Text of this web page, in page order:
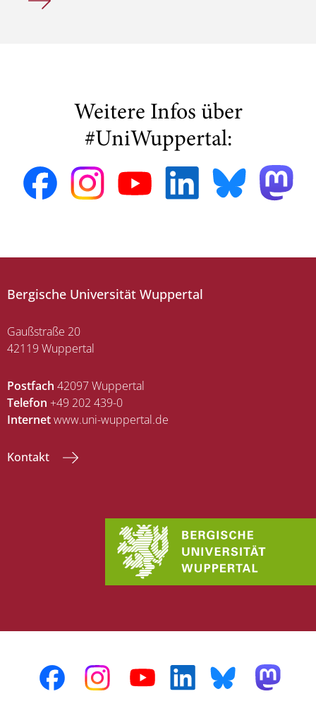
Weitere Infos über
#UniWuppertal:
Bergische Universität Wuppertal
Gaußstraße 20
42119 Wuppertal
Postfach 42097 Wuppertal
Telefon +49 202 439-0
Internetwww.uni-wuppertal.de
Kontakt